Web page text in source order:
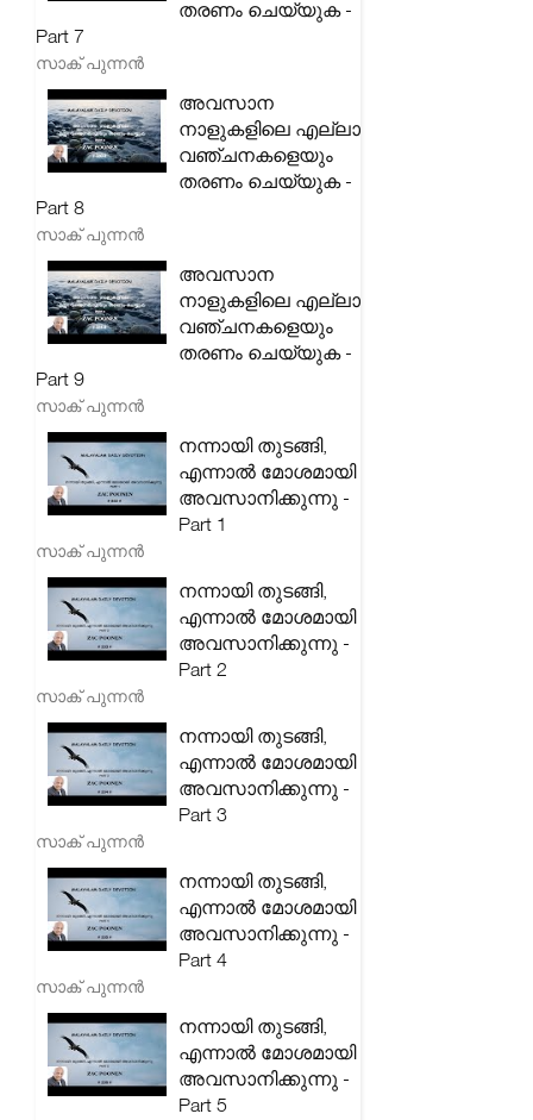
തരണം ചെയ്യുക -
Part 7
സാക് പുന്നൻ
അവസാന
നാളുകളിലെ എല്ലാ
വഞ്ചനകളെയും
തരണം ചെയ്യുക -
Part 8
സാക് പുന്നൻ
അവസാന
നാളുകളിലെ എല്ലാ
വഞ്ചനകളെയും
തരണം ചെയ്യുക -
Part 9
സാക് പുന്നൻ
നന്നായി തുടങ്ങി,
എന്നാൽ മോശമായി
അവസാനിക്കുന്നു -
Part 1
സാക് പുന്നൻ
നന്നായി തുടങ്ങി,
എന്നാൽ മോശമായി
അവസാനിക്കുന്നു -
Part 2
സാക് പുന്നൻ
നന്നായി തുടങ്ങി,
എന്നാൽ മോശമായി
അവസാനിക്കുന്നു -
Part 3
സാക് പുന്നൻ
നന്നായി തുടങ്ങി,
എന്നാൽ മോശമായി
അവസാനിക്കുന്നു -
Part 4
സാക് പുന്നൻ
നന്നായി തുടങ്ങി,
എന്നാൽ മോശമായി
അവസാനിക്കുന്നു -
Part 5